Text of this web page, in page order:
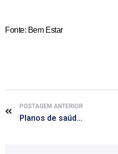
Fonte: Bem Estar
POSTAGEM ANTERIOR
Planos de saúde terão que cobrir 37 remédios orais contra câncer em 2014